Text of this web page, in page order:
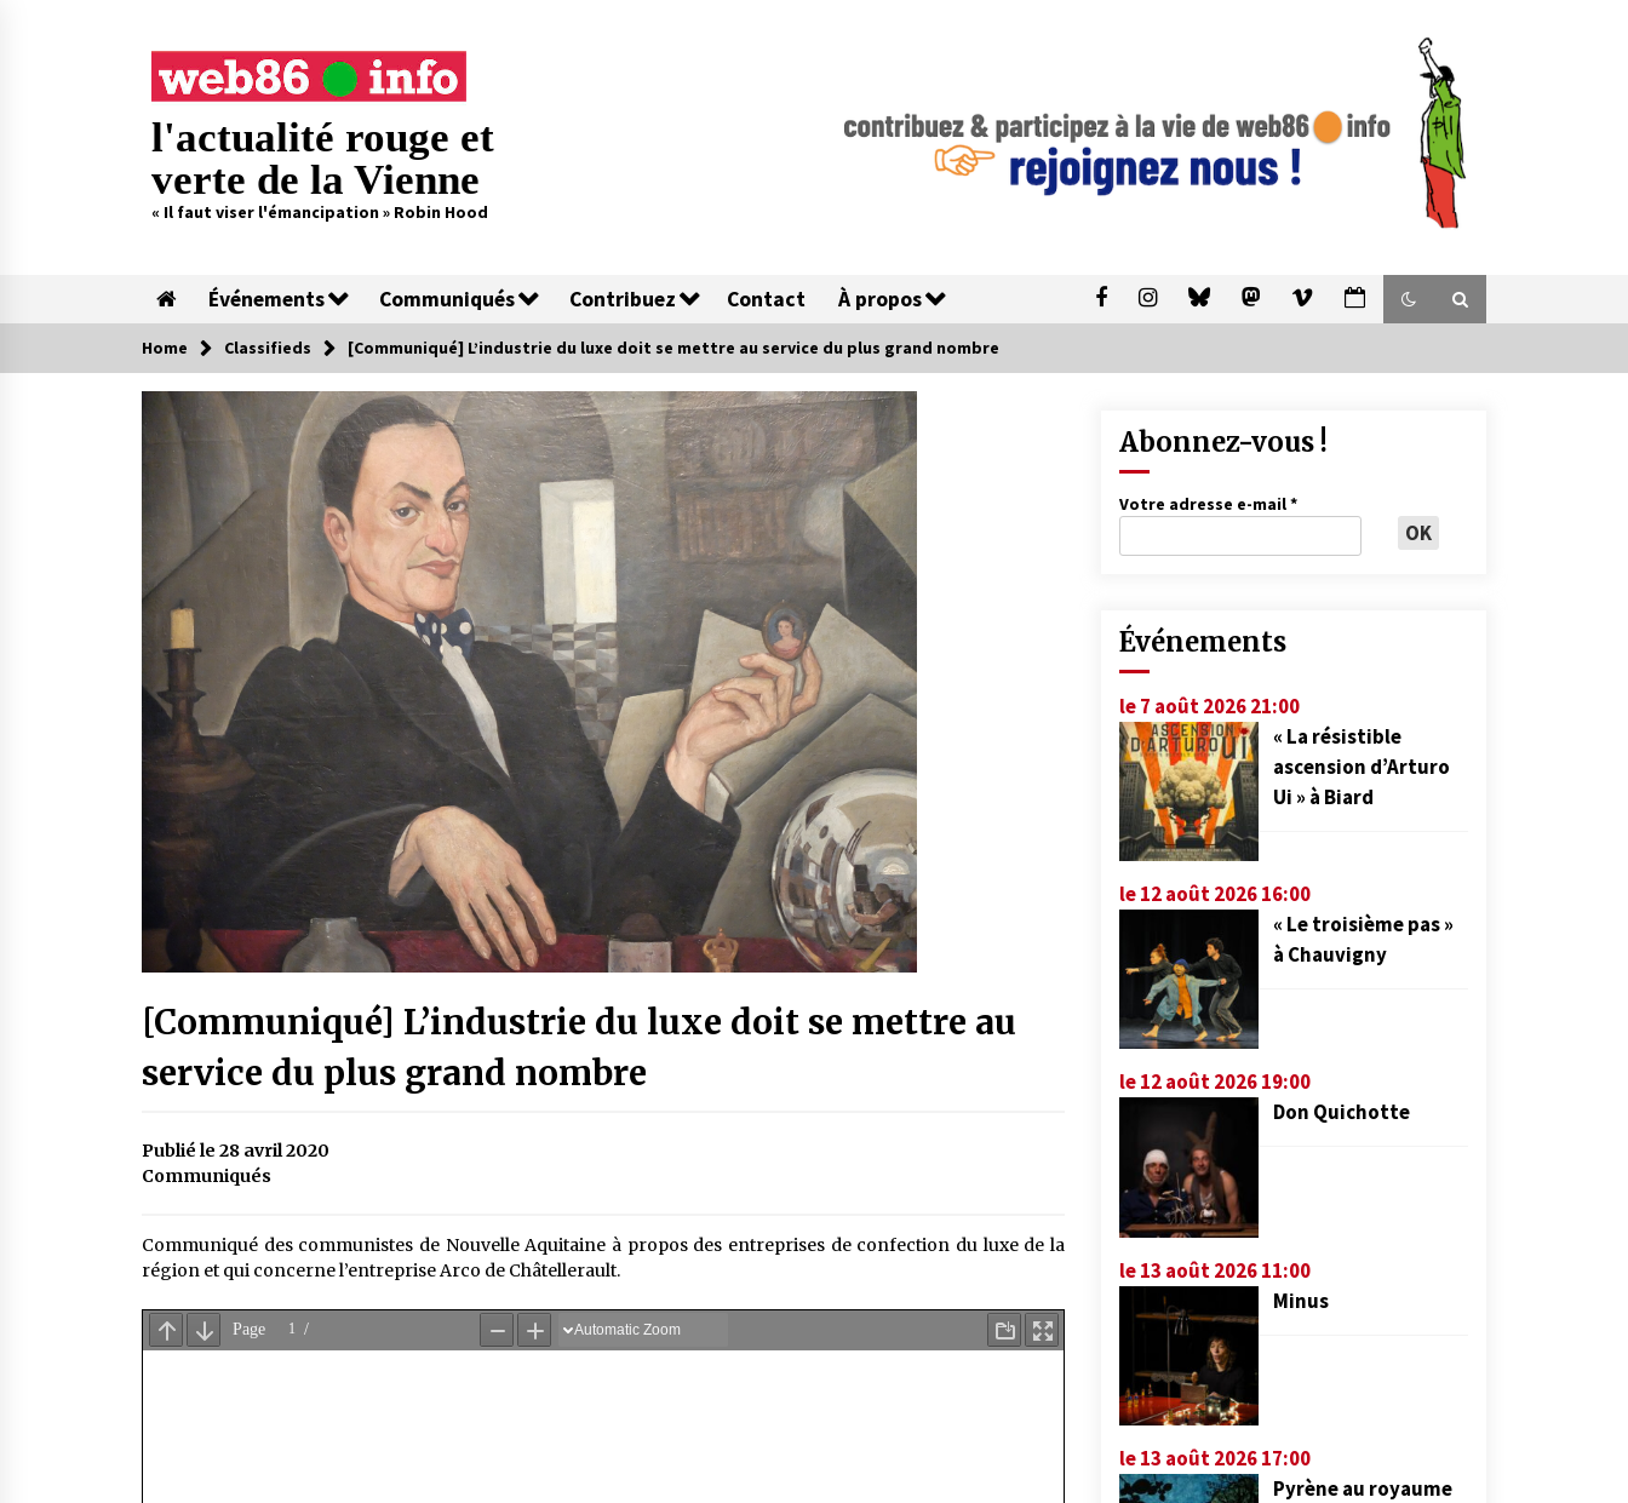
l'actualité rouge et
verte de la Vienne
« Il faut viser l'émancipation » Robin Hood
Événements Communiqués Contribuez Contact À propos
Home Classifieds [Communiqué] L’industrie du luxe doit se mettre au service du plus grand nombre
[Communiqué] L’industrie du luxe doit se mettre au
service du plus grand nombre
Publié le 28 avril 2020
Communiqués
Communiqué des communistes de Nouvelle Aquitaine à propos des entreprises de confection du luxe de la
région et qui concerne l’entreprise Arco de Châtellerault.
Abonnez-vous !
Votre adresse e-mail*
Événements
le 7 août 2026 21:00
« La résistible
ascension d’Arturo
Ui » à Biard
le 12 août 2026 16:00
« Le troisième pas »
à Chauvigny
le 12 août 2026 19:00
Don Quichotte
le 13 août 2026 11:00
Minus
le 13 août 2026 17:00
Pyrène au royaume